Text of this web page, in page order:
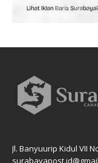
Jl. Banyuurip Kidul VII